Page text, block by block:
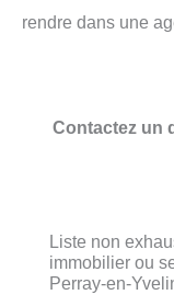
rendre dans une
Contactez un
Liste non
immobilier ou
Perray-en-